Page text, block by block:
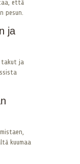
että
pesun.
ja
takut ja
kuumaa